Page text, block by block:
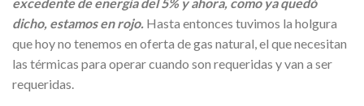
dicho, estamos en rojo. Hasta entonces tuvimos la holgura
que hoy no tenemos en oferta de gas natural, el que necesitan
las térmicas para operar cuando son requeridas y van a ser
requeridas.